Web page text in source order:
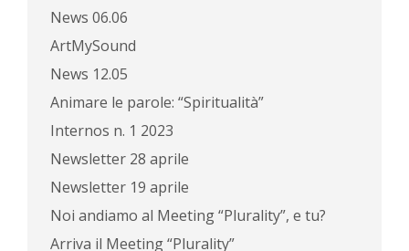
News 06.06
ArtMySound
News 12.05
Animare le parole: “Spiritualità”
Internos n. 1 2023
Newsletter 28 aprile
Newsletter 19 aprile
Noi andiamo al Meeting “Plurality”, e tu?
Arriva il Meeting “Plurality”